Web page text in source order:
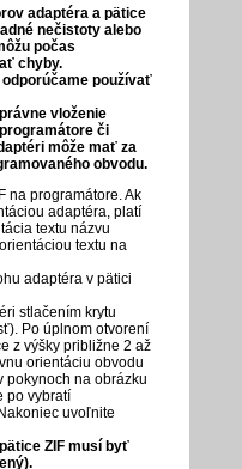
adaptéra a pätice
nečistoty alebo
počas
chyby.
používať
vloženie
či
môže mať za
obvodu.
na programátore. Ak
adaptéra, platí
textu názvu
textu na
adaptéra v pätici
stlačením krytu
Po úplnom otvorení
z výšky približne 2 až
orientáciu obvodu
pokynoch na obrázku
po vybratí
uvoľnite
ZIF musí byť